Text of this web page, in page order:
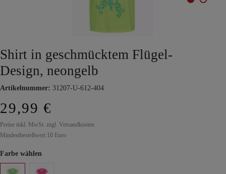
Shirt in geschmücktem Flügel-
Design, neongelb
Artikelnummer: 31207-U-612-404
29,99 €
Preise inkl. MwSt. zzgl. Versandkosten
Mindestbestellwert 10 Euro
Farbe wählen